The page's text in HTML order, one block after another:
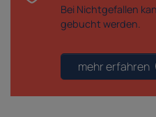
Bei Nichtgefallen
gebucht werden.
mehr erfahren